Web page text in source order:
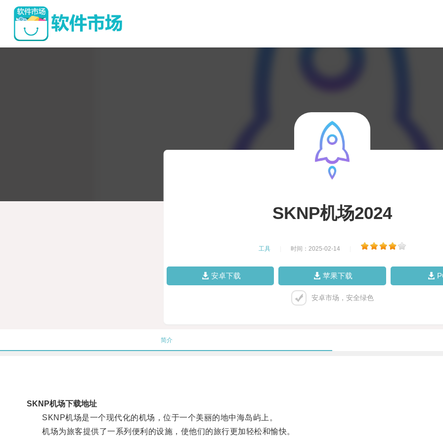
SKNP机场2024
工具 时间：2025-02-14
安卓下载 苹果下载
安卓市场，安全绿色
简介
SKNP机场下载地址
SKNP机场是一个现代化的机场，位于一个美丽的地中海岛屿上。
机场为旅客提供了一系列便利的设施，使他们的旅行更加轻松和愉快。